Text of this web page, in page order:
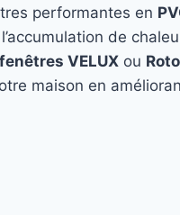
performantes en
de
fenêtres VELUX ou Roto
maison en